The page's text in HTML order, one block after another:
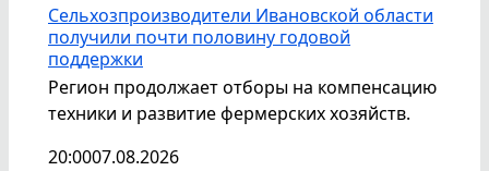
Сельхозпроизводители Ивановской области
получили почти половину годовой
поддержки
Регион продолжает отборы на компенсацию
техники и развитие фермерских хозяйств.
20:0007.08.2026